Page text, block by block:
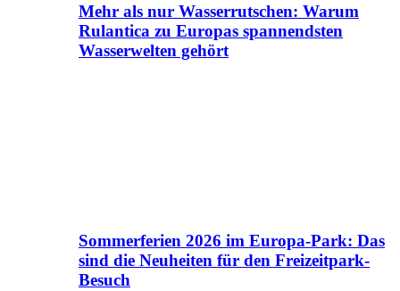
Mehr als nur Wasserrutschen: Warum
Rulantica zu Europas spannendsten
Wasserwelten gehört
Sommerferien 2026 im Europa-Park: Das
sind die Neuheiten für den Freizeitpark-
Besuch